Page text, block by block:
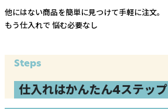
他にはない商品を簡単に見つけて手軽に注文。
もう仕入れで 悩む必要なし
Steps
仕入れはかんたん4ステップ